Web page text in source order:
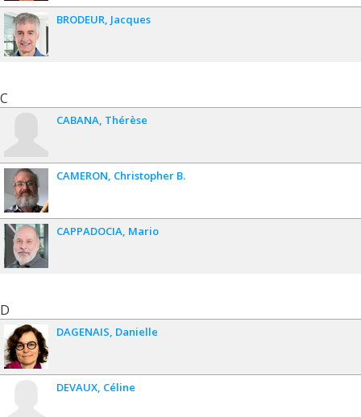
BRODEUR Jacques
C
CABANA Thérèse
CAMERON Christopher B.
CAPPADOCIA Mario
D
DAGENAIS Danielle
DEVAUX Céline